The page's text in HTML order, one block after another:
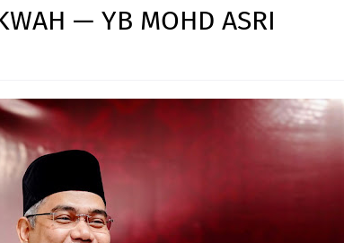
— YB MOHD ASRI